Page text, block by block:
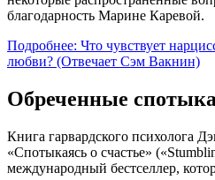
благодарность Марине Каревой.
Подробнее: Что чувствует
любви? (Отвечает Сэм Вакнин)
Обреченные
Книга гарвардского психолога
«Спотыкаясь о счастье»
международный бестселлер,